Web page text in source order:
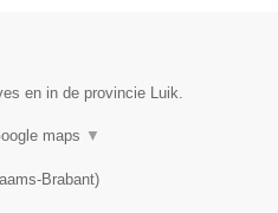
en in de provincie Luik.
maps ▼
Brabant)